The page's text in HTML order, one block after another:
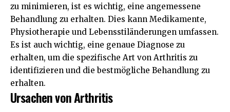
zu minimieren, ist es wichtig, eine angemessene
Behandlung zu erhalten. Dies kann Medikamente,
Physiotherapie und Lebensstiländerungen umfassen.
Es ist auch wichtig, eine genaue Diagnose zu
erhalten, um die spezifische Art von Arthritis zu
identifizieren und die bestmögliche Behandlung zu
erhalten.
Ursachen von Arthritis